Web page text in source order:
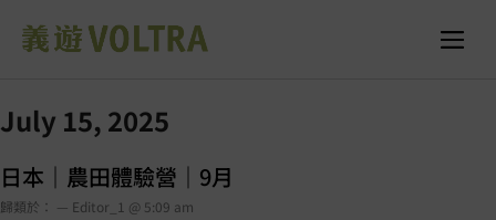
July 15, 2025
日本｜農田體驗營｜9月
歸類於： — Editor_1 @ 5:09 am